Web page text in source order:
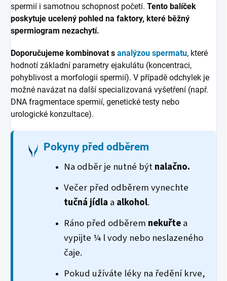
spermií i samotnou schopnost početí. Tento balíček
poskytuje ucelený pohled na faktory, které běžný
spermiogram nezachytí.
Doporučujeme kombinovat s analýzou spermatu, které
hodnotí základní parametry ejakulátu (koncentraci,
pohyblivost a morfologii spermií). V případě odchylek je
možné navázat na další specializovaná vyšetření (např.
DNA fragmentace spermií, genetické testy nebo
urologické konzultace).
Pokyny před odběrem
Na odběr je nutné býtnalačno.
Večer před odběrem vynechte
tučná jídla a alkohol.
Ráno před odběrem nekuřtea
vypijte ¼ l vody nebo neslazeného
čaje.
Pokud užíváte léky na ředění krve,